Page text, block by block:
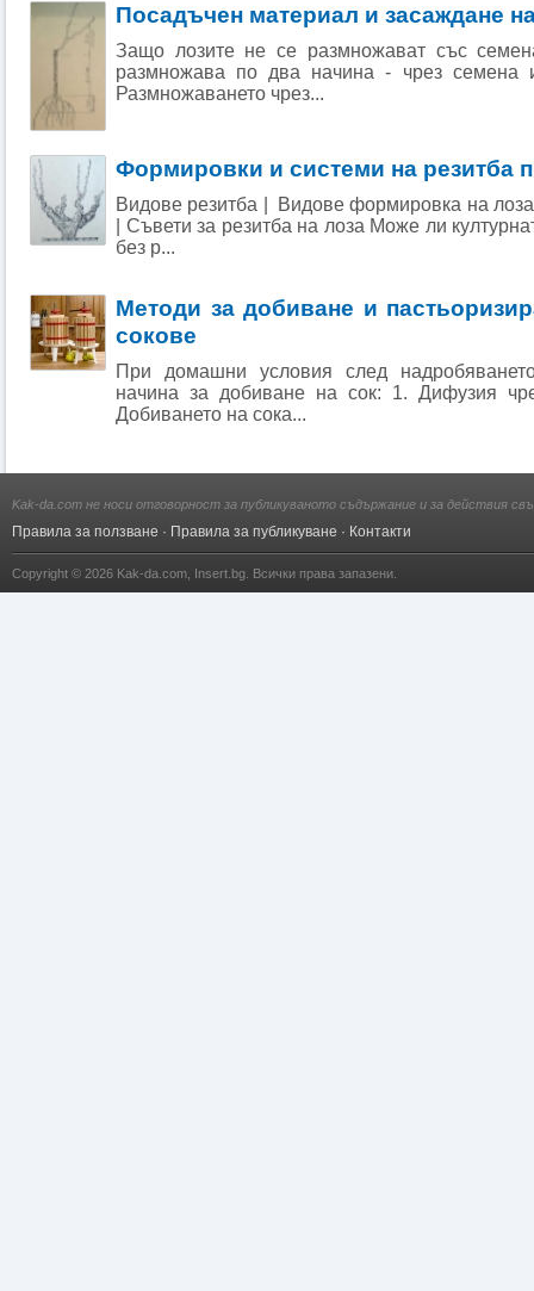
Посадъчен материал и засаждане
Защо лозите не се размножават със
размножава по два начина - чрез семена
Размножаването чрез...
Формировки и системи на резитба
Видове резитба | Видове формировка на
| Съвети за резитба на лоза Може ли
без р...
Методи за добиване и
сокове
При домашни условия след
начина за добиване на сок: 1. Дифузия
Добиването на сока...
Kak-da.com не носи отговорност за публикуваното съдържание и за действия
Правила за ползване · Правила за публикуване · Контакти
Copyright © 2026 Kak-da.com Insert.bg . Всички права запазени.